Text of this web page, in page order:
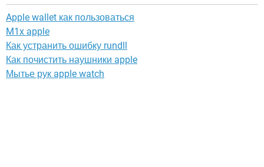
Apple wallet как пользоваться
M1x apple
Как устранить ошибку rundll
Как почистить наушники apple
Мытье рук apple watch